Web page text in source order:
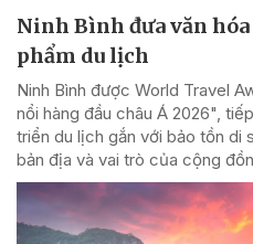
Ninh Bình đưa văn hóa
phẩm du lịch
Ninh Bình được World Travel
nổi hàng đầu châu Á 2026",
triển du lịch gắn với bảo tồn di
bản địa và vai trò của cộng